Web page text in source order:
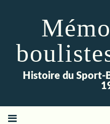
Histoire du Sport-